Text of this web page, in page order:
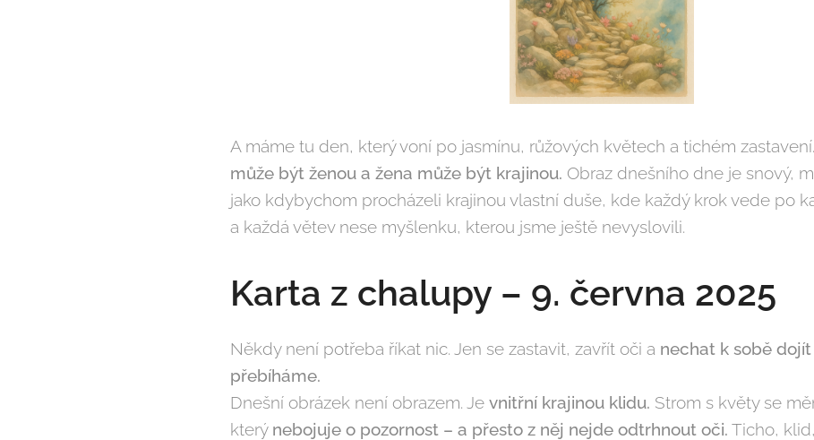
A máme tu den, který voní po jasmínu, růžových květech a tichém
může být ženou a žena může být krajinou. Obraz dnešního dne je snový,
jako kdybychom procházeli krajinou vlastní duše, kde každý krok vede po
a každá větev nese myšlenku, kterou jsme ještě nevyslovili.
Karta z chalupy – 9. června 2025
Někdy není potřeba říkat nic. Jen se zastavit, zavřít oči a nechat k sobě
přebíháme.
Dnešní obrázek není obrazem. Je vnitřní krajinou klidu. Strom s květy se
který nebojuje o pozornost – a přesto z něj nejde odtrhnout oči. Ticho,